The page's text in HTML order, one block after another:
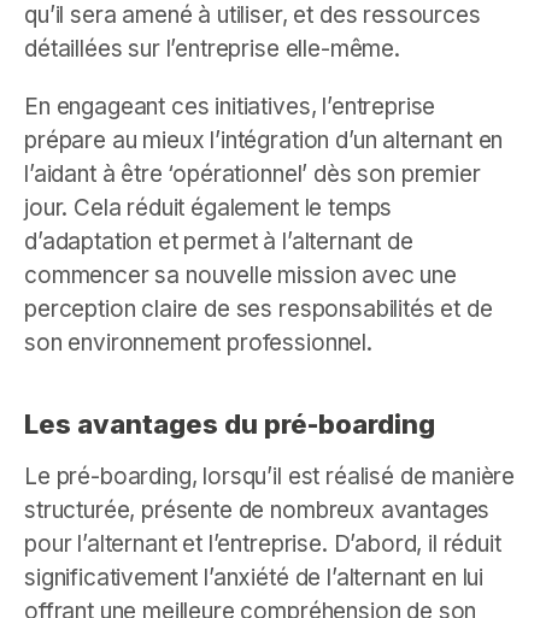
qu’il sera amené à utiliser, et des ressources
détaillées sur l’entreprise elle-même.
En engageant ces initiatives, l’entreprise
prépare au mieux l’intégration d’un alternant en
l’aidant à être ‘opérationnel’ dès son premier
jour. Cela réduit également le temps
d’adaptation et permet à l’alternant de
commencer sa nouvelle mission avec une
perception claire de ses responsabilités et de
son environnement professionnel.
Les avantages du pré-boarding
Le pré-boarding, lorsqu’il est réalisé de manière
structurée, présente de nombreux avantages
pour l’alternant et l’entreprise. D’abord, il réduit
significativement l’anxiété de l’alternant en lui
offrant une meilleure compréhension de son